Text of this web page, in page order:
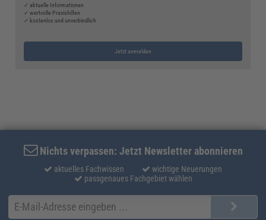
✓ aktuelle Informationen
✓ wertvolle Praxishilfen
✓ kostenlos und unverbindlich
Jetzt anmelden
Nichts verpassen: Jetzt Newsletter abonnieren
aktuelles Fachwissen
wichtige Neuerungen
passgenaues Fachgebiet wählen